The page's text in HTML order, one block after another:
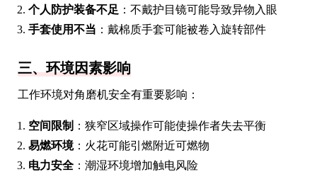
个人防护装备不足 ：不戴护目镜可能导致异物入眼
手套使用不当 ：戴棉质手套可能被卷入旋转部件
三、环境因素影响
工作环境对角磨机安全有重要影响：
空间限制 ：狭窄区域操作可能使操作者失去平衡
易燃环境：火花可能引燃附近可燃物
电力安全 ：潮湿环境增加触电风险